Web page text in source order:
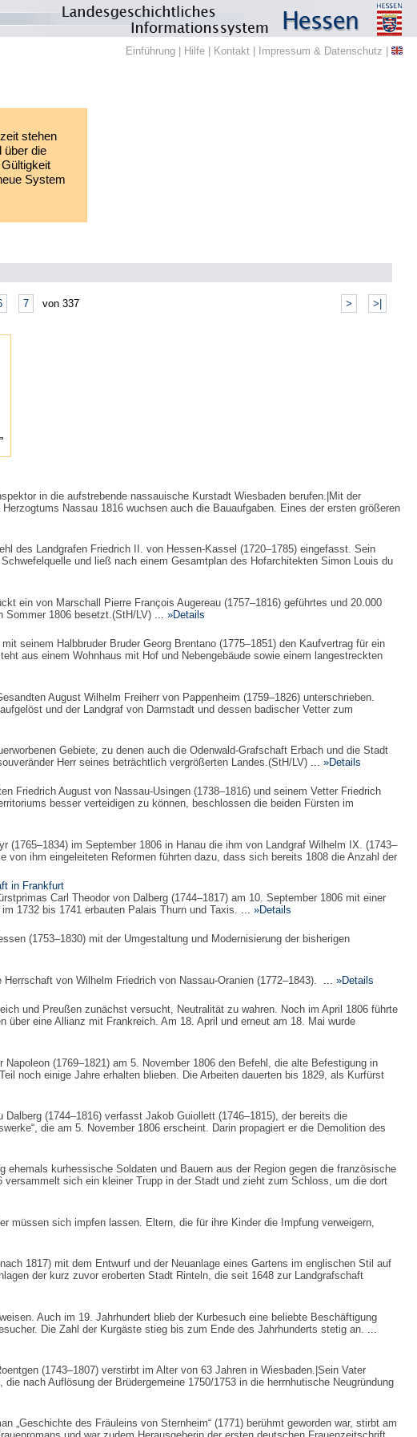
Einführung Hilfe Kontakt Impressum & Datenschutz
stehen
über die
System
7 von 337 > >|
in die aufstrebende nassauische Kurstadt Wiesbaden berufen.|Mit der
Nassau 1816 wuchsen auch die Bauaufgaben. Eines der ersten größeren
des Landgrafen Friedrich II. von Hessen-Kassel (1720–1785) eingefasst. Sein
und ließ nach einem Gesamtplan des Hofarchitekten Simon Louis du
ein von Marschall Pierre François Augereau (1757–1816) geführtes und 20.000
Sommer 1806 besetzt.(StH/LV)... »Details
seinem Halbbruder Bruder Georg Brentano (1775–1851) den Kaufvertrag für ein
aus einem Wohnhaus mit Hof und Nebengebäude sowie einem langestreckten
August Wilhelm Freiherr von Pappenheim (1759–1826) unterschrieben.
und der Landgraf von Darmstadt und dessen badischer Vetter zum
Gebiete, zu denen auch die Odenwald-Grafschaft Erbach und die Stadt
Herr seines beträchtlich vergrößerten Landes.(StH/LV)... »Details
Friedrich August von Nassau-Usingen (1738–1816) und seinem Vetter Friedrich
besser verteidigen zu können, beschlossen die beiden Fürsten im
im September 1806 in Hanau die ihm von Landgraf Wilhelm IX. (1743–
von ihm eingeleiteten Reformen führten dazu, dass sich bereits 1808 die Anzahl der
in Frankfurt
Carl Theodor von Dalberg (1744–1817) am 10. September 1806 mit einer
1732 bis 1741 erbauten Palais Thurn und Taxis. ... »Details
(1753–1830) mit der Umgestaltung und Modernisierung der bisherigen
von Wilhelm Friedrich von Nassau-Oranien (1772–1843).
»Details
und Preußen zunächst versucht, Neutralität zu wahren. Noch im April 1806 führte
eine Allianz mit Frankreich. Am 18. April und erneut am 18. Mai wurde
(1769–1821) am 5. November 1806 den Befehl, die alte Befestigung in
noch einige Jahre erhalten blieben. Die Arbeiten dauerten bis 1829, als Kurfürst
(1744–1816) verfasst Jakob Guiollett (1746–1815), der bereits die
die am 5. November 1806 erscheint. Darin propagiert er die Demolition des
kurhessische Soldaten und Bauern aus der Region gegen die französische
sich ein kleiner Trupp in der Stadt und zieht zum Schloss, um die dort
müssen sich impfen lassen. Eltern, die für ihre Kinder die Impfung verweigern,
1817) mit dem Entwurf und der Neuanlage eines Gartens im englischen Stil auf
der kurz zuvor eroberten Stadt Rinteln, die seit 1648 zur Landgrafschaft
Auch im 19. Jahrhundert blieb der Kurbesuch eine beliebte Beschäftigung
Die Zahl der Kurgäste stieg bis zum Ende des Jahrhunderts stetig an.
(1743–1807) verstirbt im Alter von 63 Jahren in Wiesbaden.|Sein Vater
nach Auflösung der Brüdergemeine 1750/1753 in die herrnhutische Neugründung
„Geschichte des Fräuleins von Sternheim“ (1771) berühmt geworden war, stirbt am